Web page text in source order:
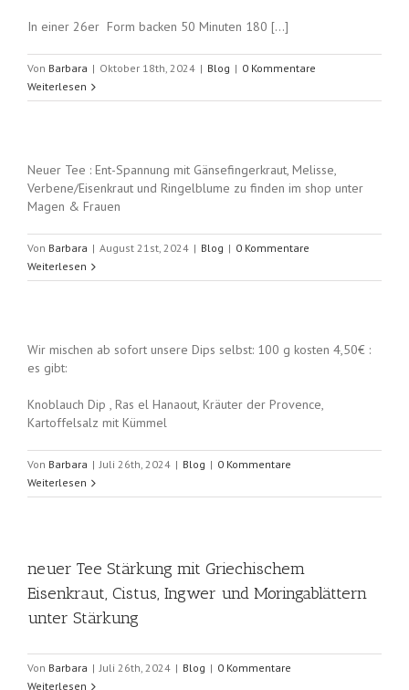
In einer 26er Form backen 50 Minuten 180 […]
Von Barbara | Oktober 18th, 2024 | Blog | 0 Kommentare
Weiterlesen
Neuer Tee : Ent-Spannung mit Gänsefingerkraut, Melisse,
Verbene/Eisenkraut und Ringelblume zu finden im shop unter
Magen & Frauen
Von Barbara | August 21st, 2024 | Blog | 0 Kommentare
Weiterlesen
Wir mischen ab sofort unsere Dips selbst: 100 g kosten 4,50€ :
es gibt:
Knoblauch Dip , Ras el Hanaout, Kräuter der Provence,
Kartoffelsalz mit Kümmel
Von Barbara | Juli 26th, 2024 | Blog | 0 Kommentare
Weiterlesen
neuer Tee Stärkung mit Griechischem
Eisenkraut, Cistus, Ingwer und Moringablättern
unter Stärkung
Von Barbara | Juli 26th, 2024 | Blog | 0 Kommentare
Weiterlesen